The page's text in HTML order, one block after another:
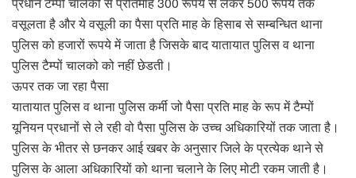
वसूलता है और ये वसूली का पैसा प्रति माह के हिसाब से सम्बन्धित थाना
पुलिस को हजारों रूपये में जाता है जिसके बाद यातायात पुलिस व थाना
पुलिस टैम्पों चालको को नहीं छेडती।
ऊपर तक जा रहा पैसा
यातायात पुलिस व थाना पुलिस कर्मी जो पैसा प्रति माह के रूप में टैम्पों
यूनियन प्रधानों से ले रही वो पैसा पुलिस के उच्च अधिकारियों तक जाता है।
पुलिस के भीतर से छनकर आई खबर के अनुसार जिले के प्रत्येक थाने से
पुलिस के आला अधिकारियों को थाना चलाने के लिए मोटी रकम जाती है।